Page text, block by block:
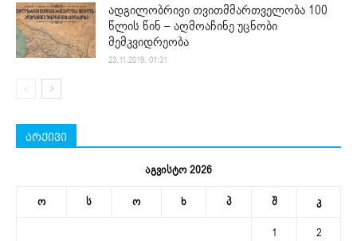
ადგილობრივი თვითმმართველობა 100
წლის წინ – აღმოაჩინე უცნობი
მემკვიდრეობა
23.11.2019. 01:31
არქივი
აგვისტო 2026
ო ს ო ხ პ შ კ
1
2